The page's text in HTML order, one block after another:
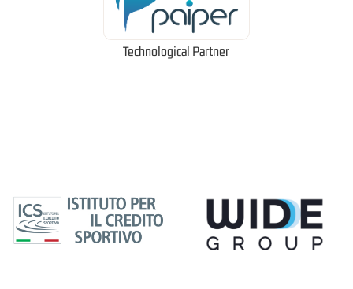
Technological Partner